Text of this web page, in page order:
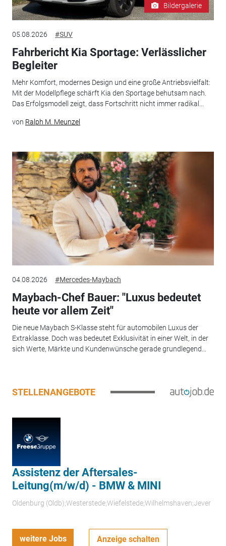
Bildergalerie
05.08.2026 #SUV
Fahrbericht Kia Sportage: Verlässlicher
Begleiter
Mehr Komfort, modernes Design und eine große Antriebsvielfalt:
Mit der Modellpflege schärft Kia den Sportage behutsam nach.
Das Erfolgsmodell zeigt, dass Fortschritt nicht immer radikal...
von Ralph M. Meunzel
04.08.2026 #Mercedes-Maybach
Maybach-Chef Bauer: "Luxus bedeutet
heute vor allem Zeit"
Die neue Maybach S-Klasse steht für automobilen Luxus der
Extraklasse. Doch was bedeutet Exklusivität in einer Welt, in der
sich Werte, Märkte und Kundenwünsche gerade grundlegend...
STELLENANGEBOTE
Assistenz der Aftersales-
Leitung(m/w/d) - BMW & MINI
Oldenburg (Oldb);Westerstede;Wiefelstede;Wilhelmshaven;Jever
weitere Jobs Anzeige schalten